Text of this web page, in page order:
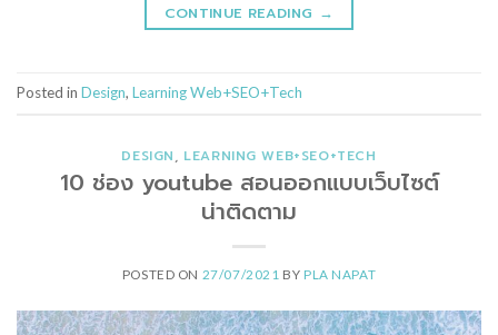
CONTINUE READING →
Posted in Design, Learning Web+SEO+Tech
DESIGN, LEARNING WEB+SEO+TECH
10 ช่อง youtube สอนออกแบบเว็บไซต์
น่าติดตาม
POSTED ON 27/07/2021 BY PLA NAPAT